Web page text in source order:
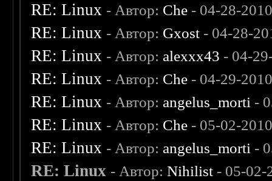
RE: Linux - Автор: Che - 04-28-
RE: Linux - Автор: Gxost - 04-28-
RE: Linux - Автор: alexxx43 - 04-
RE: Linux - Автор: Che - 04-29-
RE: Linux - Автор: angelus_morti -
RE: Linux - Автор: Che - 05-02-
RE: Linux - Автор: angelus_morti -
RE: Linux - Автор:Nihilist - 05-02-